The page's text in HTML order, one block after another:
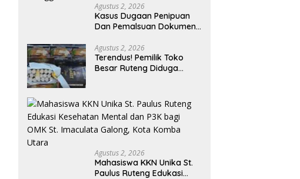
Agustus 2, 2026
Kasus Dugaan Penipuan
Dan Pemalsuan Dokumen
Segera Masuk Tahap
Gelar Perkara,
Penyelidikan Polres
Agustus 2, 2026
Terendus! Pemilik Toko
Besar Ruteng Diduga
Flores
Agustus 2, 2026
Mahasiswa KKN Unika St.
Paulus Ruteng Edukasi